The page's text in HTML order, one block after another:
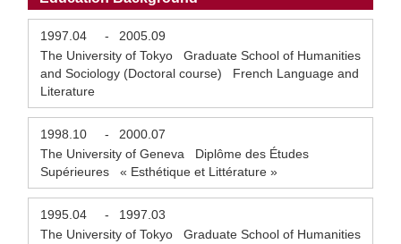
1997.04 -
2005.09
The University of Tokyo Graduate School of Humanities
and Sociology (Doctoral course) French Language and
Literature
1998.10 -
2000.07
The University of Geneva Diplôme des Études
Supérieures « Esthétique et Littérature »
1995.04 -
1997.03
The University of Tokyo Graduate School of Humanities